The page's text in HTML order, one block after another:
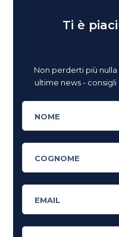
Ti è
Non perderti più nulla
ultime news -